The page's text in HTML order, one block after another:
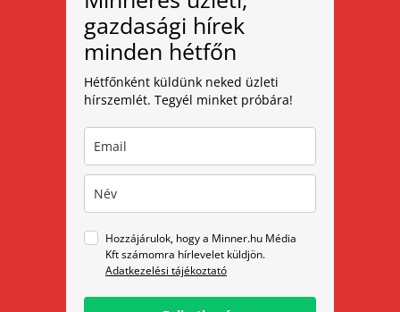
gazdasági hírek
minden hétfőn
Hétfőnként küldünk neked üzleti
hírszemlét. Tegyél minket próbára!
Hozzájárulok, hogy a Minner.hu Média
Kft számomra hírlevelet küldjön.
Adatkezelési tájékoztató